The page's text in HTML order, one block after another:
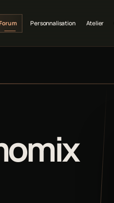
Personnalisation Atelier